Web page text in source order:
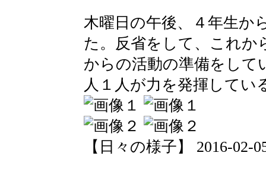
木曜日の午後、４年生か
た。反省をして、これか
からの活動の準備をして
人１人が力を発揮してい
【日々の様子】 2016-02-